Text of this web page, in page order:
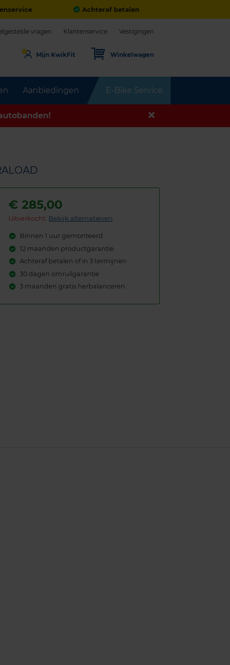
Achteraf betalen
Aanbiedingen E-Bike Service
vragen Klantenservice Vestigingen
Mijn KwikFit Winkelwagen
€285,00
Uitverkocht: Bekijk alternatieven
Binnen 1 uur gemonteerd
12 maanden productgarantie
Achteraf betalen of in 3 termijnen
30 dagen omruilgarantie
3 maanden gratis herbalanceren